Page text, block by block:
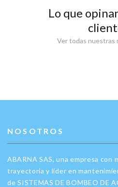
Lo que
Ver todas nuestras
NOSOTROS
ABARNA SAS, una empresa con
trayectoria y líder en
de SISTEMAS DE BOMBEO DE